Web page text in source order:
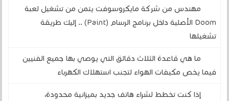
مهندس من شركة مايكروسوفت يتمن من تشغيل لعبة
Doom الأصلية داخل برنامج الرسام (Paint) .. إليك طريقة
تشغيلها
ما هي قاعدة الثلاث دقائق التي يوصي بها جميع الفنيين
فيما يخص مكيفات الهواء لتجنب استهلاك الكهرباء
إذا كنت تخطط لشراء هاتف جديد بميزانية محدودة،